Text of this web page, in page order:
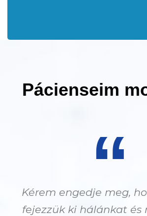
Pácienseim
“
Kérem engedje meg,
fejezzük ki hálánkat és